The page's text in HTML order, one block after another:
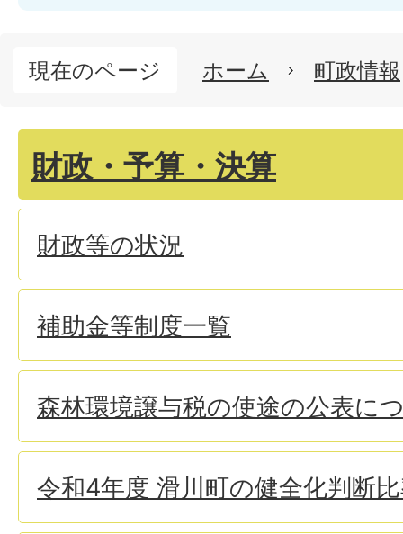
現在のページ ホーム 町政情報
財政・予算・決算
財政等の状況
補助金等制度一覧
森林環境譲与税の使途の公表に
令和4年度 滑川町の健全化判断